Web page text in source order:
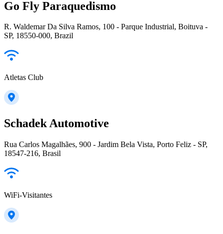
Go Fly Paraquedismo
R. Waldemar Da Silva Ramos, 100 - Parque Industrial, Boituva -
SP, 18550-000, Brazil
Atletas Club
Schadek Automotive
Rua Carlos Magalhães, 900 - Jardim Bela Vista, Porto Feliz - SP,
18547-216, Brasil
WiFi-Visitantes